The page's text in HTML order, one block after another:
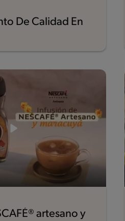
De Calidad En
artesano y